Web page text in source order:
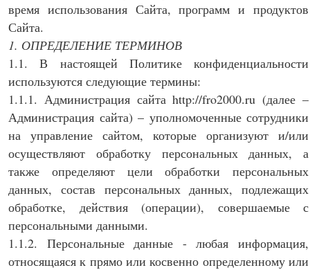
время использования Сайта, программ и продуктов
Сайта.
1. ОПРЕДЕЛЕНИЕ ТЕРМИНОВ
1.1. В настоящей Политике конфиденциальности
используются следующие термины:
1.1.1. Администрация сайта http://fro2000.ru (далее –
Администрация сайта) – уполномоченные сотрудники
на управление сайтом, которые организуют и/или
осуществляют обработку персональных данных, а
также определяют цели обработки персональных
данных, состав персональных данных, подлежащих
обработке, действия (операции), совершаемые с
персональными данными.
1.1.2. Персональные данные - любая информация,
относящаяся к прямо или косвенно определенному или